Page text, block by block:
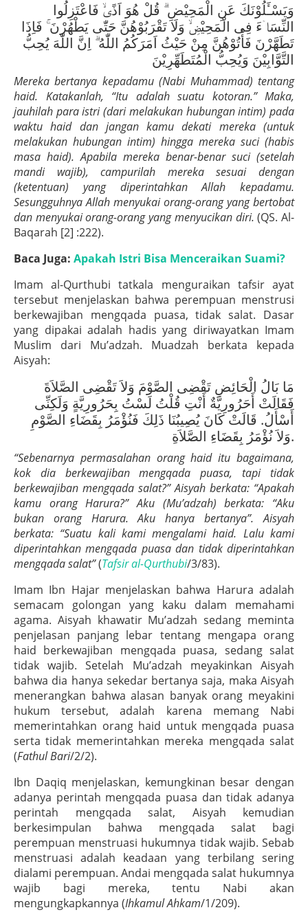
وَيَسْـَٔلُوْنَكَ عَنِ الْمَحِيْضِ ۗ قُلْ هُوَ اَذًىۙ فَاعْتَزِلُوا
النِّسَاۤءَ فِى الْمَحِيْضِۙ وَلَا تَقْرَبُوْهُنَّ حَتّٰى يَطْهُرْنَ ۚ فَاِذَا
تَطَهَّرْنَ فَأْتُوْهُنَّ مِنْ حَيْثُ اَمَرَكُمُ اللّٰهُ ۗ اِنَّ اللّٰهَ يُحِبُّ
التَّوَّابِيْنَ وَيُحِبُّ الْمُتَطَهِّرِيْنَ
Mereka bertanya kepadamu (Nabi Muhammad) tentang
haid. Katakanlah, “Itu adalah suatu kotoran.” Maka,
jauhilah para istri (dari melakukan hubungan intim) pada
waktu haid dan jangan kamu dekati mereka (untuk
melakukan hubungan intim) hingga mereka suci (habis
masa haid). Apabila mereka benar-benar suci (setelah
mandi wajib), campurilah mereka sesuai dengan
(ketentuan) yang diperintahkan Allah kepadamu.
Sesungguhnya Allah menyukai orang-orang yang bertobat
dan menyukai orang-orang yang menyucikan diri. (QS. Al-
Baqarah [2] :222).
Baca Juga: Apakah Istri Bisa Menceraikan Suami?
Imam al-Qurthubi tatkala menguraikan tafsir ayat
tersebut menjelaskan bahwa perempuan menstrusi
berkewajiban mengqada puasa, tidak salat. Dasar
yang dipakai adalah hadis yang diriwayatkan Imam
Muslim dari Mu’adzah. Muadzah berkata kepada
Aisyah:
مَا بَالُ الْحَائِضِ تَقْضِى الصَّوْمَ وَلاَ تَقْضِى الصَّلاَةَ
فَقَالَتْ أَحَرُورِيَّةٌ أَنْتِ قُلْتُ لَسْتُ بِحَرُورِيَّةٍ وَلَكِنِّى
أَسْأَلُ. قَالَتْ كَانَ يُصِيبُنَا ذَلِكَ فَنُؤْمَرُ بِقَضَاءِ الصَّوْمِ
وَلاَ نُؤْمَرُ بِقَضَاءِ الصَّلاَةِ.
“Sebenarnya permasalahan orang haid itu bagaimana,
kok dia berkewajiban mengqada puasa, tapi tidak
berkewajiban mengqada salat?” Aisyah berkata: “Apakah
kamu orang Harura?” Aku (Mu’adzah) berkata: “Aku
bukan orang Harura. Aku hanya bertanya”. Aisyah
berkata: “Suatu kali kami mengalami haid. Lalu kami
diperintahkan mengqada puasa dan tidak diperintahkan
mengqada salat”(Tafsir al-Qurthubi/3/83).
Imam Ibn Hajar menjelaskan bahwa Harura adalah
semacam golongan yang kaku dalam memahami
agama. Aisyah khawatir Mu’adzah sedang meminta
penjelasan panjang lebar tentang mengapa orang
haid berkewajiban mengqada puasa, sedang salat
tidak wajib. Setelah Mu’adzah meyakinkan Aisyah
bahwa dia hanya sekedar bertanya saja, maka Aisyah
menerangkan bahwa alasan banyak orang meyakini
hukum tersebut, adalah karena memang Nabi
memerintahkan orang haid untuk mengqada puasa
serta tidak memerintahkan mereka mengqada salat
(Fathul Bari/2/2).
Ibn Daqiq menjelaskan, kemungkinan besar dengan
adanya perintah mengqada puasa dan tidak adanya
perintah mengqada salat, Aisyah kemudian
berkesimpulan bahwa mengqada salat bagi
perempuan menstruasi hukumnya tidak wajib. Sebab
menstruasi adalah keadaan yang terbilang sering
dialami perempuan. Andai mengqada salat hukumnya
wajib bagi mereka, tentu Nabi akan
mengungkapkannya (Ihkamul Ahkam/1/209).